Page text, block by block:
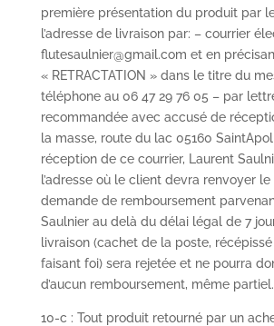
première présentation du produit par
l’adresse de livraison par: – courrier
flutesaulnier@gmail.com et en
« RETRACTATION » dans le titre du
téléphone au 06 47 29 76 05 – par
recommandée avec accusé de
la masse, route du lac 05160
réception de ce courrier, Laurent
l’adresse où le client devra renvoyer
demande de remboursement
Saulnier au delà du délai légal de 7
livraison (cachet de la poste, récépissé
faisant foi) sera rejetée et ne pourra
d’aucun remboursement, même partiel.
10-c : Tout produit retourné par un